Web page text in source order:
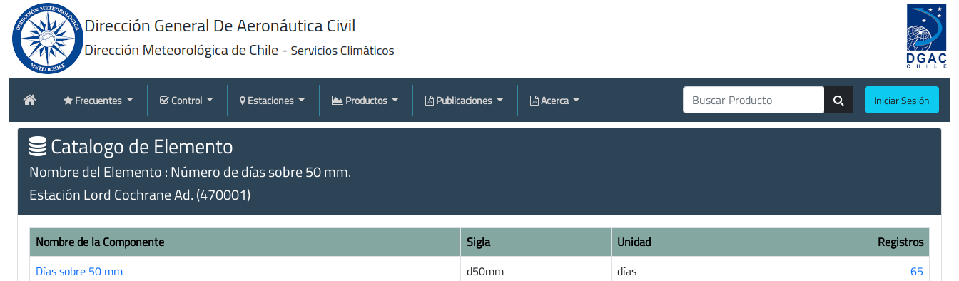
Frecuentes Control Estaciones Productos Publicaciones Acerca Iniciar Sesión
Catalogo de Elemento
Nombre del Elemento : Número de días sobre 50 mm.
Estación Lord Cochrane Ad. (470001)
Nombre de la Componente Sigla Unidad
Registros
Días sobre 50 mm
d50mm días 65